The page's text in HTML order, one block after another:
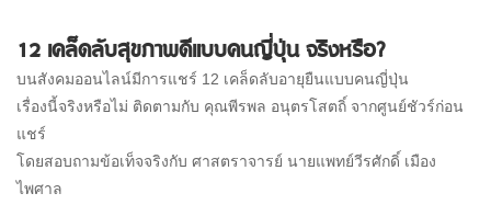
12 เคล็ดลับสุขภาพดีแบบคนญี่ปุ่น จริงหรือ?
บนสังคมออนไลน์มีการแชร์ 12 เคล็ดลับอายุยืนแบบคนญี่ปุ่น
เรื่องนี้จริงหรือไม่ ติดตามกับ คุณพีรพล อนุตรโสตถิ์ จากศูนย์ชัวร์ก่อน
แชร์
โดยสอบถามข้อเท็จจริงกับ ศาสตราจารย์ นายแพทย์วีรศักดิ์ เมือง
ไพศาล